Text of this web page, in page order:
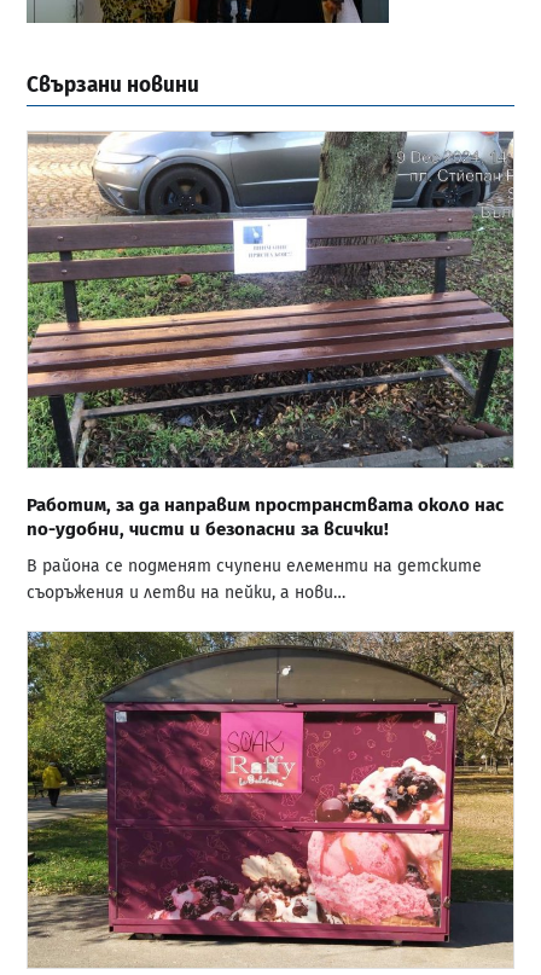
Свързани новини
Работим, за да направим пространствата около нас
по-удобни, чисти и безопасни за всички!
В района се подменят счупени елементи на детските
съоръжения и летви на пейки, а нови…